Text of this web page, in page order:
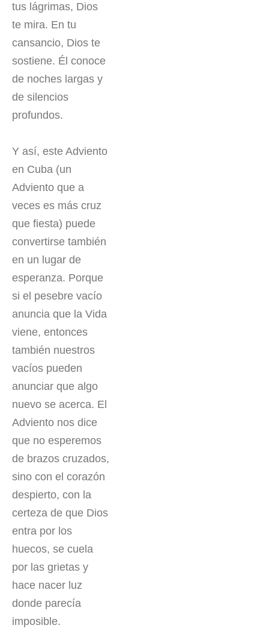
tus lágrimas, Dios
te mira. En tu
cansancio, Dios te
sostiene. Él conoce
de noches largas y
de silencios
profundos.
Y así, este Adviento
en Cuba (un
Adviento que a
veces es más cruz
que fiesta) puede
convertirse también
en un lugar de
esperanza. Porque
si el pesebre vacío
anuncia que la Vida
viene, entonces
también nuestros
vacíos pueden
anunciar que algo
nuevo se acerca. El
Adviento nos dice
que no esperemos
de brazos cruzados,
sino con el corazón
despierto, con la
certeza de que Dios
entra por los
huecos, se cuela
por las grietas y
hace nacer luz
donde parecía
imposible.